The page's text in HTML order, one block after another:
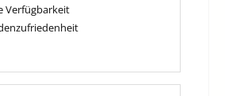
Verfügbarkeit